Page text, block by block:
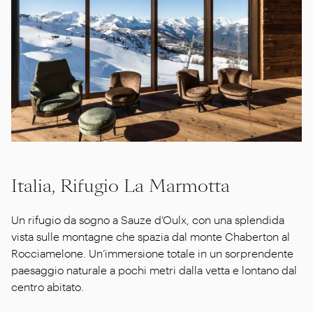
Italia, Rifugio La Marmotta
Un rifugio da sogno a Sauze d’Oulx, con una splendida
vista sulle montagne che spazia dal monte Chaberton al
Rocciamelone. Un’immersione totale in un sorprendente
paesaggio naturale a pochi metri dalla vetta e lontano dal
centro abitato.